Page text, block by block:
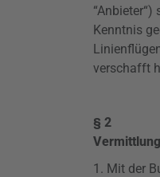
Kenntnis
verschafft
§ 2
1. Mit der